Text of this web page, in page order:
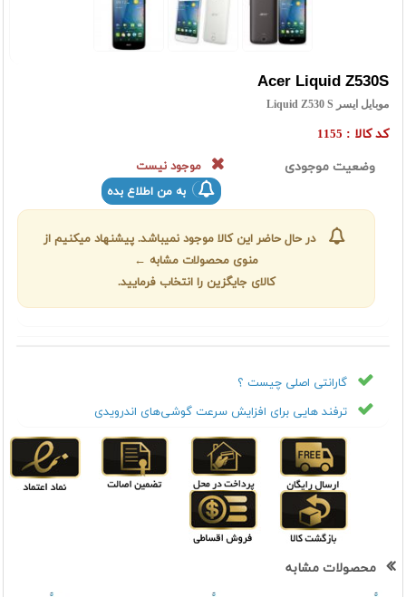
Acer Liquid Z530S
موبایل ایسر Liquid Z530 S
کد کالا : 1155
وضعیت موجودی
موجود نیست
به من اطلاع بده
در حال حاضر این کالا موجود نمیباشد. پیشنهاد میکنیم از
منوی محصولات مشابه ←
کالای جایگزین را انتخاب فرمایید.
گارانتی اصلی چیست ؟
ترفند هایی برای افزایش سرعت گوشی‌های اندرویدی
محصولات مشابه